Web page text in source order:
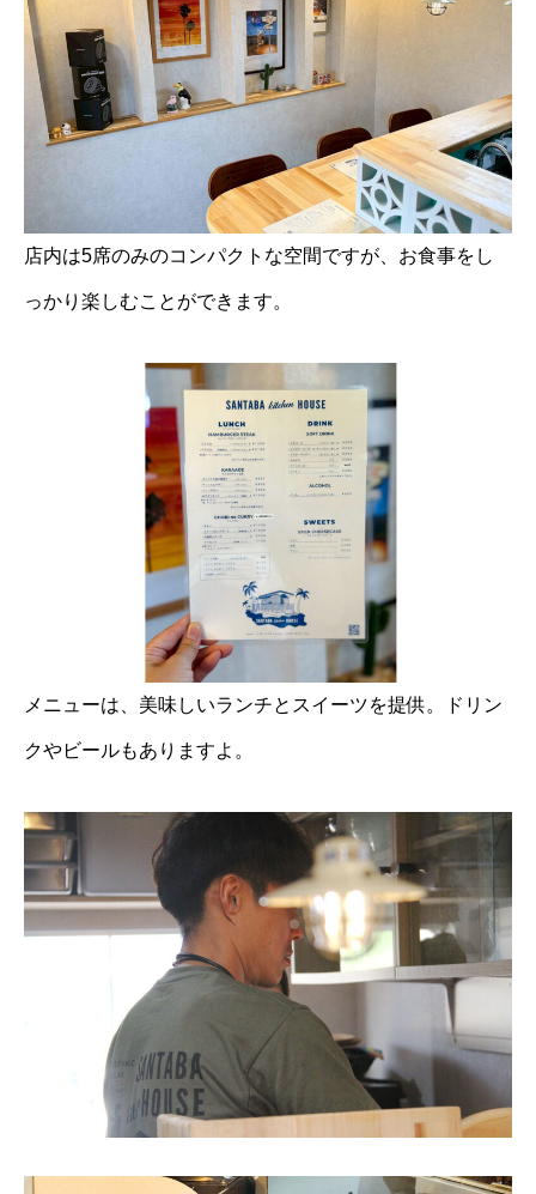
店内は5席のみのコンパクトな空間ですが、お食事をし
っかり楽しむことができます。
メニューは、美味しいランチとスイーツを提供。ドリン
クやビールもありますよ。